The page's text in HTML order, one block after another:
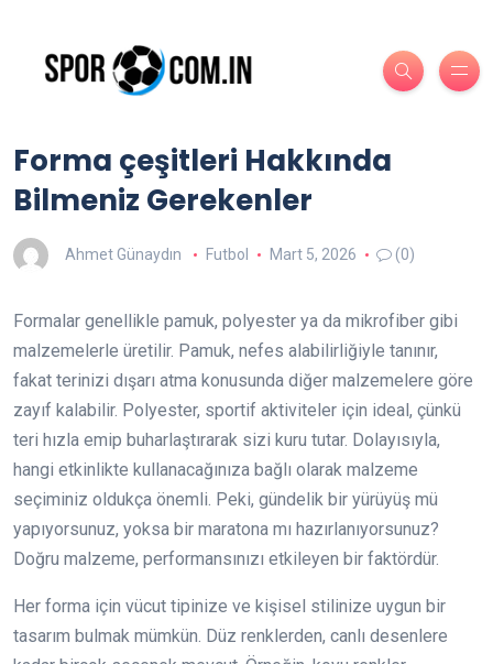
Forma çeşitleri Hakkında
Bilmeniz Gerekenler
Ahmet Günaydın Futbol Mart 5, 2026 (0)
Formalar genellikle pamuk, polyester ya da mikrofiber gibi
malzemelerle üretilir. Pamuk, nefes alabilirliğiyle tanınır,
fakat terinizi dışarı atma konusunda diğer malzemelere göre
zayıf kalabilir. Polyester, sportif aktiviteler için ideal, çünkü
teri hızla emip buharlaştırarak sizi kuru tutar. Dolayısıyla,
hangi etkinlikte kullanacağınıza bağlı olarak malzeme
seçiminiz oldukça önemli. Peki, gündelik bir yürüyüş mü
yapıyorsunuz, yoksa bir maratona mı hazırlanıyorsunuz?
Doğru malzeme, performansınızı etkileyen bir faktördür.
Her forma için vücut tipinize ve kişisel stilinize uygun bir
tasarım bulmak mümkün. Düz renklerden, canlı desenlere